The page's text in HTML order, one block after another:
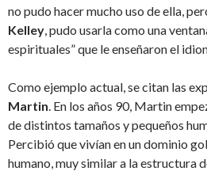
no pudo hacer mucho uso de ella,
Kelley, pudo usarla como una
espirituales” que le enseñaron el
Como ejemplo actual, se citan las
Martin. En los años 90, Martin
de distintos tamaños y pequeños
Percibió que vivían en un dominio
humano, muy similar a la estructura